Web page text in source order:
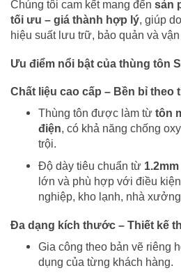
Chúng tôi cam kết mang đến sản
tối ưu – giá thành hợp lý, giúp
hiệu suất lưu trữ, bảo quản và
Ưu điểm nổi bật của thùng tôn
Chất liệu cao cấp – Bền bỉ theo
Thùng tôn được làm từ tôn
điện, có khả năng chống
trội.
Độ dày tiêu chuẩn từ
lớn và phù hợp với điều
nghiệp, kho lạnh, nhà
Đa dạng kích thước – Thiết kế
Gia công theo bản vẽ riêng
dụng của từng khách hàng.